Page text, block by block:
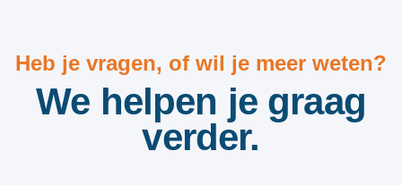
Heb je vragen, of wil je meer weten?
We helpen je graag
verder.